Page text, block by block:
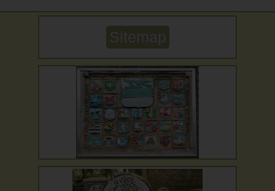
Sitemap